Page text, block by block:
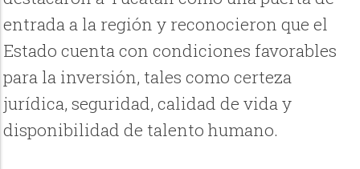
entrada a la región y reconocieron que el
Estado cuenta con condiciones favorables
para la inversión, tales como certeza
jurídica, seguridad, calidad de vida y
disponibilidad de talento humano.